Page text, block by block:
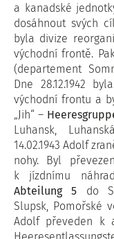
a kanadské
dosáhnout svých
byla divize
východní frontě.
(departement
Dne 28.12.1942
východní frontu a
„Jih“ –
Luhansk,
14.02.1943 Adolf
nohy. Byl
k jízdnímu
Abteilung 5 do
Slupsk, Pomořské
Adolf převeden k